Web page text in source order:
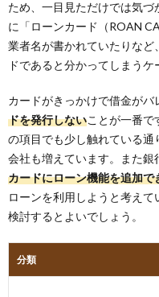
ため、一目見ただけでは気
に「ローンカード（ROAN
業者名が書かれていたりな
ドであると分かってしまうケ
カードがきっかけで借金が
ドを発行しないことが一番で
の項目でも少し触れている
会社も増えています。また
カードにローン機能を追加で
ローンを利用しようと考え
検討するとよいでしょう。
分類